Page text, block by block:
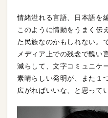
情緒溢れる言語、日本語を
このように情動をうまく伝
た民族なのかもしれない。
メディア上での残念で醜い
減らして、文字コミュニケ
素晴らしい発明が、また１
広がればいいな、と思って